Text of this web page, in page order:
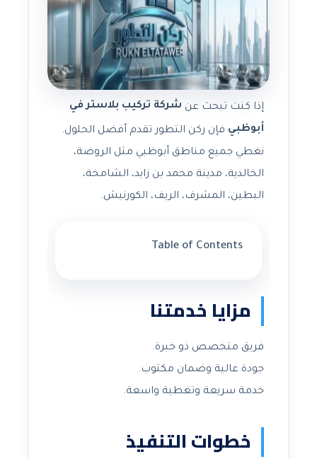
إذا كنت تبحث عن شركة تركيب بلاستر في
أبوظبي فإن ركن التطور تقدم أفضل الحلول.
نغطي جميع مناطق أبوظبي مثل الروضة،
الخالدية، مدينة محمد بن زايد، الشامخة،
البطين، المشرف، الريف، الكورنيش.
Table of Contents
مزايا خدمتنا
فريق متخصص ذو خبرة.
جودة عالية وضمان مكتوب.
خدمة سريعة وتغطية واسعة.
خطوات التنفيذ